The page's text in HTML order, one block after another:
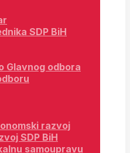
SDP BiH
Glavnog odbora
razvoj
SDP BiH
samoupravu